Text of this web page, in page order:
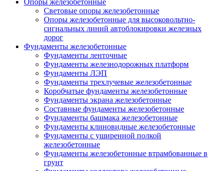
Световые опоры железобетонные
Опоры железобетонные для высоковольтно-
сигнальных линий автоблокировки железных
дорог
Фундаменты железобетонные
Фундаменты ленточные
Фундаменты железнодорожных платформ
Фундаменты ЛЭП
Фундаменты трехлучевые железобетонные
Коробчатые фундаменты железобетонные
Фундаменты экрана железобетонные
Составные фундаменты железобетонные
Фундаменты башмака железобетонные
Фундаменты клиновидные железобетонные
Фундаменты с уширенной полкой
железобетонные
Фундаменты железобетонные втрамбованные в
грунт